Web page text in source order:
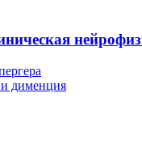
дименция